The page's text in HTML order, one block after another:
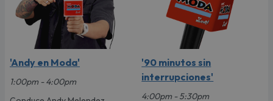
'Andy en Moda'
1:00pm - 4:00pm
'90 minutos sin
interrupciones'
4:00pm - 5:30pm